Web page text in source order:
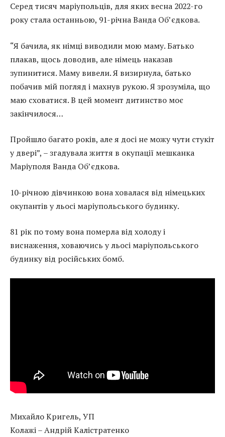
Серед тисяч маріупольців, для яких весна 2022-го
року стала останньою, 91-річна Ванда Об’єдкова.
“Я бачила, як німці виводили мою маму. Батько
плакав, щось доводив, але німець наказав
зупинитися. Маму вивели. Я визирнула, батько
побачив мій погляд і махнув рукою. Я зрозуміла, що
маю сховатися. В цей момент дитинство моє
закінчилося…
Пройшло багато років, але я досі не можу чути стукіт
у двері”, – згадувала життя в окупації мешканка
Маріуполя Ванда Об’єдкова.
10-річною дівчинкою вона ховалася від німецьких
окупантів у льосі маріупольського будинку.
81 рік по тому вона померла від холоду і
виснаження, ховаючись у льосі маріупольського
будинку від російських бомб.
Михайло Кригель, УП
Колажі – Андрій Калістратенко